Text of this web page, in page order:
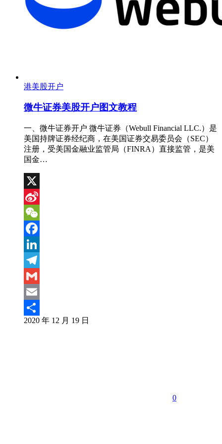
港美股开户
微牛证券美股开户图文教程
一、微牛证券开户 微牛证券（Webull Financial LLC.）是
美国持牌证券经纪商，在美国证券交易委员会（SEC）
注册，受美国金融业监管局（FINRA）直接监管，是美
国金…
X
Sina
Weibo
WeChat
Facebook
LinkedIn
Telegram
Gmail
Email
分
2020 年 12 月 19 日
0